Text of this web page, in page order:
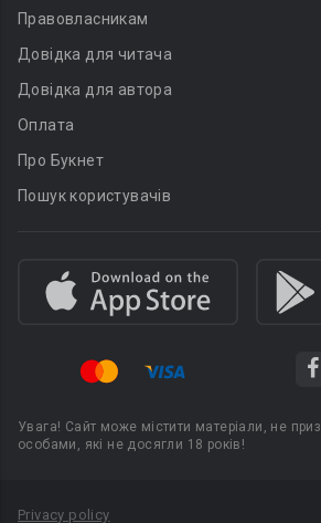
Правовласникам
Довідка для читача
Довідка для автора
Оплата
Про Букнет
Пошук користувачів
Увага! Сайт може містити матеріали, не
особами, які не досягли 18 років!
Privacy policy